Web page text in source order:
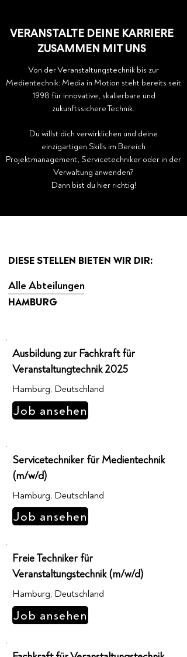
VERANSTALTE DEINE KARRIERE
ZUSAMMEN MIT UNS
Von der Veranstaltungstechnik bis zur
Medientechnik: Media in Motion steht bereits seit
1998 für innovative, skalierbare und
zukunftssichere Technik.
Du willst dich verwirklichen und deine
einzigartigen Skills im Bereich
Projektmanagement, Servicetechniker oder in der
Verwaltung anwenden?
Dann bist du hier richtig!
DIESE STELLEN BIETEN WIR DIR:
HAMBURG
Alle Abteilungen
Ausbildung zur Fachkraft für
Veranstaltungtechnik 2025
Hamburg, Deutschland
Job ansehen
Servicetechniker für Medientechnik
(m/w/d)
Hamburg, Deutschland
Job ansehen
Freie Techniker für
Veranstaltungstechnik (m/w/d)
Hamburg, Deutschland
Job ansehen